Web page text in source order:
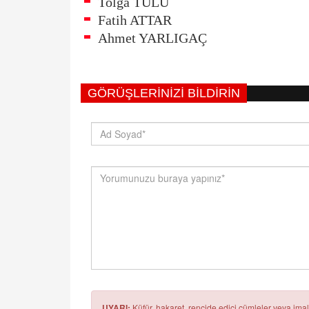
Fatih ATTAR
Ahmet YARLIGAÇ
GÖRÜŞLERINIZI BILDIRIN